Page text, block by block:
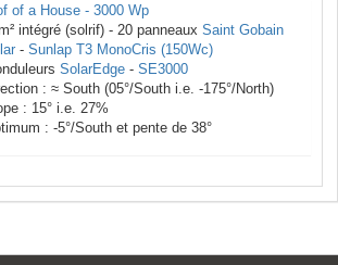
of a House - 3000 Wp
intégré (solrif) - 20 panneaux Saint Gobain
- Sunlap T3 MonoCris (150Wc)
SolarEdge - SE3000
: ≈ South (05°/South i.e. -175°/North)
: 15° i.e. 27%
: -5°/South et pente de 38°